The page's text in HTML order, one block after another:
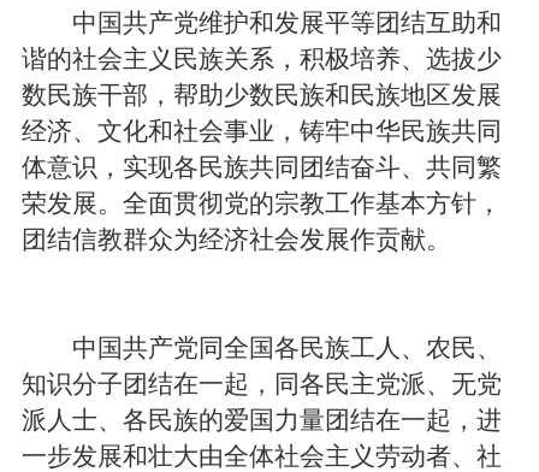
中国共产党维护和发展平等团结互助和
谐的社会主义民族关系，积极培养、选拔少
数民族干部，帮助少数民族和民族地区发展
经济、文化和社会事业，铸牢中华民族共同
体意识，实现各民族共同团结奋斗、共同繁
荣发展。全面贯彻党的宗教工作基本方针，
团结信教群众为经济社会发展作贡献。
中国共产党同全国各民族工人、农民、
知识分子团结在一起，同各民主党派、无党
派人士、各民族的爱国力量团结在一起，进
一步发展和壮大由全体社会主义劳动者、社